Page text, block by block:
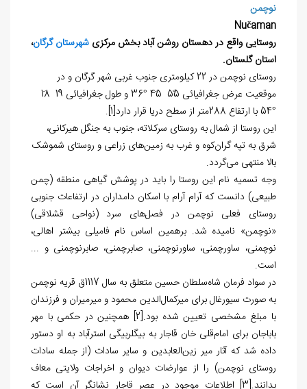
نوچمن
Nučaman
روستایی واقع در دهستان روشن آباد بخش مرکزی شهرستان گرگان،
استان گلستان.
روستای نوچمن در 22 کیلومتری جنوب غربی شهر گرگان و در
موقعیت عرض جغرافیائی 55ً 45َ °36 و طول جغرافیائی 19ً 18َ
°54 با ارتفاع 288متر از سطح دریا قرار دارد [1]
.
این روستا از شمال به روستای سرکلاته، جنوب به جنگل‌ هیرکانی،
شرق به تپه گران‌کوه و غرب به زمین‌های زراعی و روستای شموشک
بالا منتهی می‌گردد.
وجه تسمیه نام این روستا را باید در پوشش گیاهی منطقه (چمن
طبیعی) دانست که آرام آرام با اسکان دامداران در ارتفاعات جنوبی
روستای فعلی نوچمن در فصل‌های سرد (نواحی قشلاقی)
«نوچمن» نامیده شد. برهمین اساس نام فامیلی بیشتر اهالی،
نوچمنی، ساورچمنی، ساورنوچمنی، صابرچمنی، صابرنوچمنی و ...
است.
در سواد فرمان شاه‌‌سلطان حسین متعلق به سال 1117ق قریه نوچمن
به صورت سیورغال برای میرکمال‌الدین محمود و میرمیران و فرزندان
با مبلغ مشخصی تعیین شده بود.[2]
همچنین در حکمی با مهر
باباجان برای امام‌قلی خان قاجار به بیگلربیگی استرآباد به او دستور
داده شد که آثار میر زین‌العابدین و سایر سادات (از جمله سادات
روستای نوچمن) را از عوارضات دیوان و اخراجات ولایتی معاف